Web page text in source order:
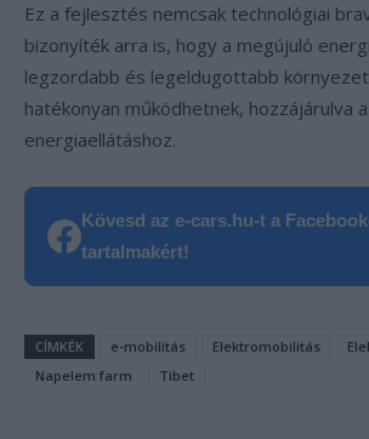
Ez a fejlesztés nemcsak technológiai
bizonyíték arra is, hogy a megújuló
legzordabb és legeldugottabb
hatékonyan működhetnek, hozzájárulva
energiaellátáshoz.
Kövesd az e-cars.hu-t a
tartalmakért!
CÍMKÉK e-mobilitás Elektromobilitás
Napelem farm
Tibet